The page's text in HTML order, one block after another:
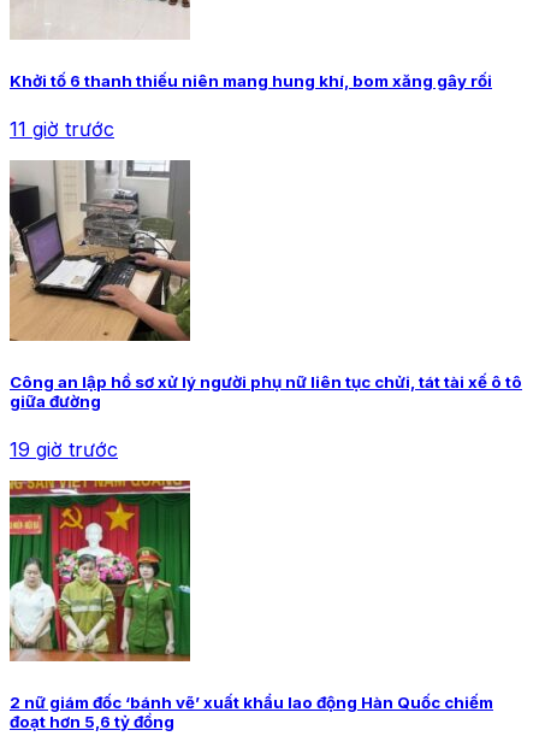
Khởi tố 6 thanh thiếu niên mang hung khí, bom xăng gây rối
11 giờ trước
Công an lập hồ sơ xử lý người phụ nữ liên tục chửi, tát tài xế ô tô
giữa đường
19 giờ trước
2 nữ giám đốc ‘bánh vẽ’ xuất khẩu lao động Hàn Quốc chiếm
đoạt hơn 5,6 tỷ đồng